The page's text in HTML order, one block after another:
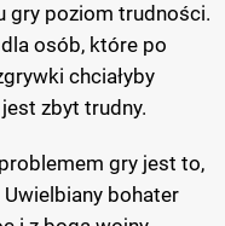
gry poziom trudności.
osób, które po
chciałyby
zbyt trudny.
gry jest to,
bohater